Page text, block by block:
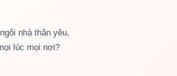
nhà thân yêu,
lúc mọi nơi?